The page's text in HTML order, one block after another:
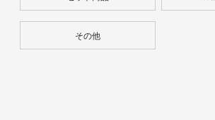
その他